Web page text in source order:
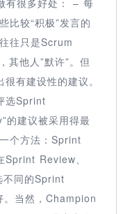
比较“积极”发言的
往只是Scrum
其他人”默许”。但
有建设性的建议。
选Sprint
建议被采用得最
个方法：Sprint
Review、
同的Sprint
当然，Champion